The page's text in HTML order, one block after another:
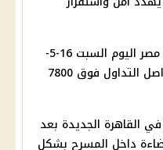
أسعار الذهب في مصر اليوم السبت 16-5-
2026 وعيار 24 يواصل التداول فوق 7800
القاهرة الجديدة بعد
داخل المسرح بشكل